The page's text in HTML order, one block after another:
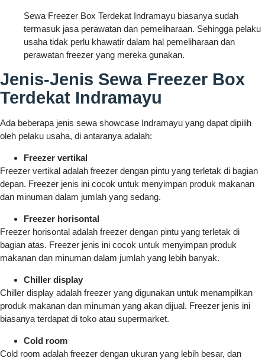
Sewa Freezer Box Terdekat Indramayu biasanya sudah
termasuk jasa perawatan dan pemeliharaan. Sehingga pelaku
usaha tidak perlu khawatir dalam hal pemeliharaan dan
perawatan freezer yang mereka gunakan.
Jenis-Jenis Sewa Freezer Box
Terdekat Indramayu
Ada beberapa jenis sewa showcase Indramayu yang dapat dipilih
oleh pelaku usaha, di antaranya adalah:
Freezer vertikal
Freezer vertikal adalah freezer dengan pintu yang terletak di bagian
depan. Freezer jenis ini cocok untuk menyimpan produk makanan
dan minuman dalam jumlah yang sedang.
Freezer horisontal
Freezer horisontal adalah freezer dengan pintu yang terletak di
bagian atas. Freezer jenis ini cocok untuk menyimpan produk
makanan dan minuman dalam jumlah yang lebih banyak.
Chiller display
Chiller display adalah freezer yang digunakan untuk menampilkan
produk makanan dan minuman yang akan dijual. Freezer jenis ini
biasanya terdapat di toko atau supermarket.
Cold room
Cold room adalah freezer dengan ukuran yang lebih besar, dan